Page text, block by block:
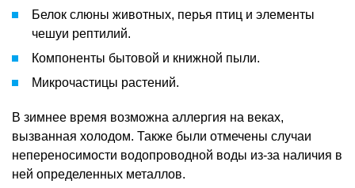
Белок слюны животных, перья птиц и элементы
чешуи рептилий.
Компоненты бытовой и книжной пыли.
Микрочастицы растений.
В зимнее время возможна аллергия на веках,
вызванная холодом. Также были отмечены случаи
непереносимости водопроводной воды из-за наличия в
ней определенных металлов.